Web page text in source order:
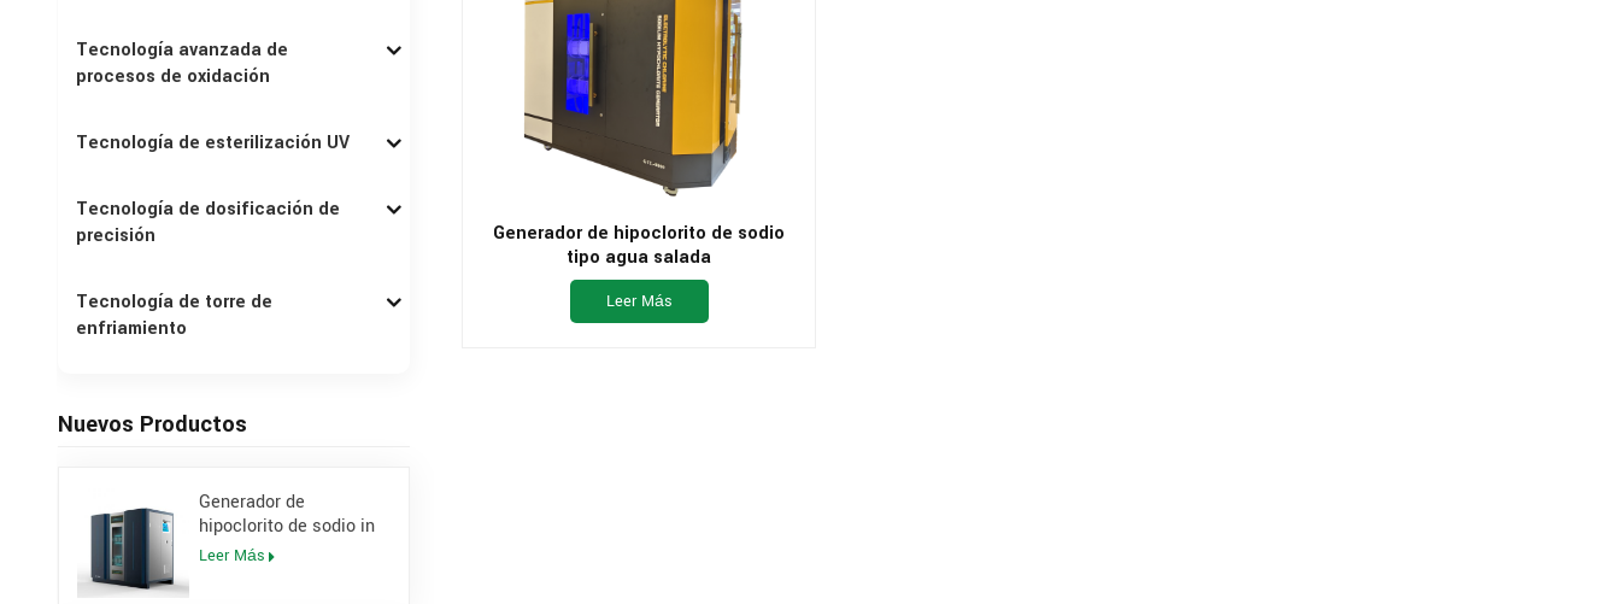
Tecnología avanzada de
procesos de oxidación
Tecnología de esterilización UV
Tecnología de dosificación de
precisión
Tecnología de torre de
enfriamiento
Nuevos Productos
Generador de
hipoclorito de sodio in
situ con concentración
Leer Más
Generador de hipoclorito de sodio
tipo agua salada
Leer Más